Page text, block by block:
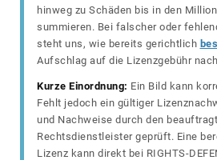
hinweg zu Schäden bis in den
summieren. Bei falscher oder
steht uns, wie bereits gerichtlich
Aufschlag auf die Lizenzgebühr
Kurze Einordnung: Ein Bild kann
Fehlt jedoch ein gültiger
und Nachweise durch den
Rechtsdienstleister geprüft. Eine
Lizenz kann direkt bei RIGHTS-